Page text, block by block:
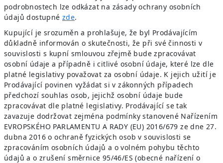
podrobnostech lze odkázat na zásady ochrany osobních
údajů dostupné zde.
Kupující je srozuměn a prohlašuje, že byl Prodávajícím
důkladně informován o skutečnosti, že při své činnosti v
souvislosti s kupní smlouvou zřejmě bude zpracovávat
osobní údaje a případně i citlivé osobní údaje, které lze dle
platné legislativy považovat za osobní údaje. K jejich užití je
Prodávající povinen vyžádat si v zákonných případech
předchozí souhlas osob, jejichž osobní údaje bude
zpracovávat dle platné legislativy. Prodávající se tak
zavazuje dodržovat zejména podmínky stanovené Nařízením
EVROPSKÉHO PARLAMENTU A RADY (EU) 2016/679 ze dne 27.
dubna 2016 o ochraně fyzických osob v souvislosti se
zpracováním osobních údajů a o volném pohybu těchto
údajů a o zrušení směrnice 95/46/ES (obecné nařízení o